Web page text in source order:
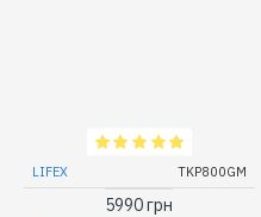
LIFEX TKP800GM
5990 грн